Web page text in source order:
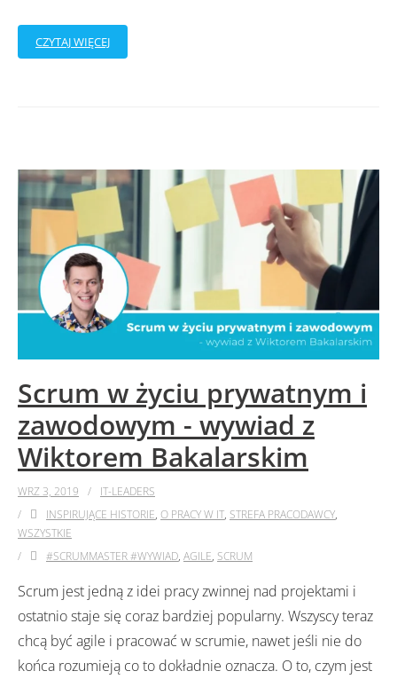
CZYTAJ WIĘCEJ
Scrum‌ ‌w‌ ‌życiu‌ ‌prywatnym‌ ‌i‌
‌zawodowym‌ ‌-‌ ‌wywiad‌ ‌z‌
‌Wiktorem‌ Bakalarskim‌
WRZ 3, 2019
IT-LEADERS
INSPIRUJĄCE HISTORIE, O PRACY W IT, STREFA PRACODAWCY,
WSZYSTKIE
#SCRUMMASTER #WYWIAD, AGILE, SCRUM
Scrum jest jedną z idei pracy zwinnej nad projektami i
ostatnio staje się coraz bardziej popularny. Wszyscy teraz
chcą być agile i pracować w scrumie, nawet jeśli nie do
końca rozumieją co to dokładnie oznacza. O to, czym jest